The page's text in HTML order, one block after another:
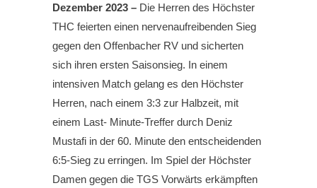
Dezember 2023 – Die Herren des Höchster
THC feierten einen nervenaufreibenden Sieg
gegen den Offenbacher RV und sicherten
sich ihren ersten Saisonsieg. In einem
intensiven Match gelang es den Höchster
Herren, nach einem 3:3 zur Halbzeit, mit
einem Last- Minute-Treffer durch Deniz
Mustafi in der 60. Minute den entscheidenden
6:5-Sieg zu erringen. Im Spiel der Höchster
Damen gegen die TGS Vorwärts erkämpften